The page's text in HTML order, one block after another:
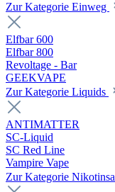
Zur Kategorie Einweg
Elfbar 600
Elfbar 800
Revoltage - Bar
GEEKVAPE
Zur Kategorie Liquids
ANTIMATTER
SC-Liquid
SC Red Line
Vampire Vape
Zur Kategorie